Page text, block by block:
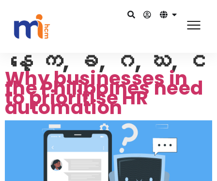
နေ့ က, ခ, ဂ, ဃ, င
Why businesses in
the Philippines need
to prioritise HR
automation